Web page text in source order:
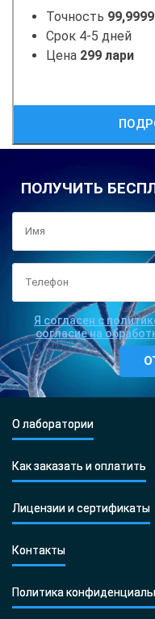
Точность
Срок 4-5 дней
Цена 299 лари
ПОЛУЧИТЬ
Я согласен с
согласие на
О лаборатории
Как заказать и оплатить
Лицензии и сертификаты
Контакты
Политика